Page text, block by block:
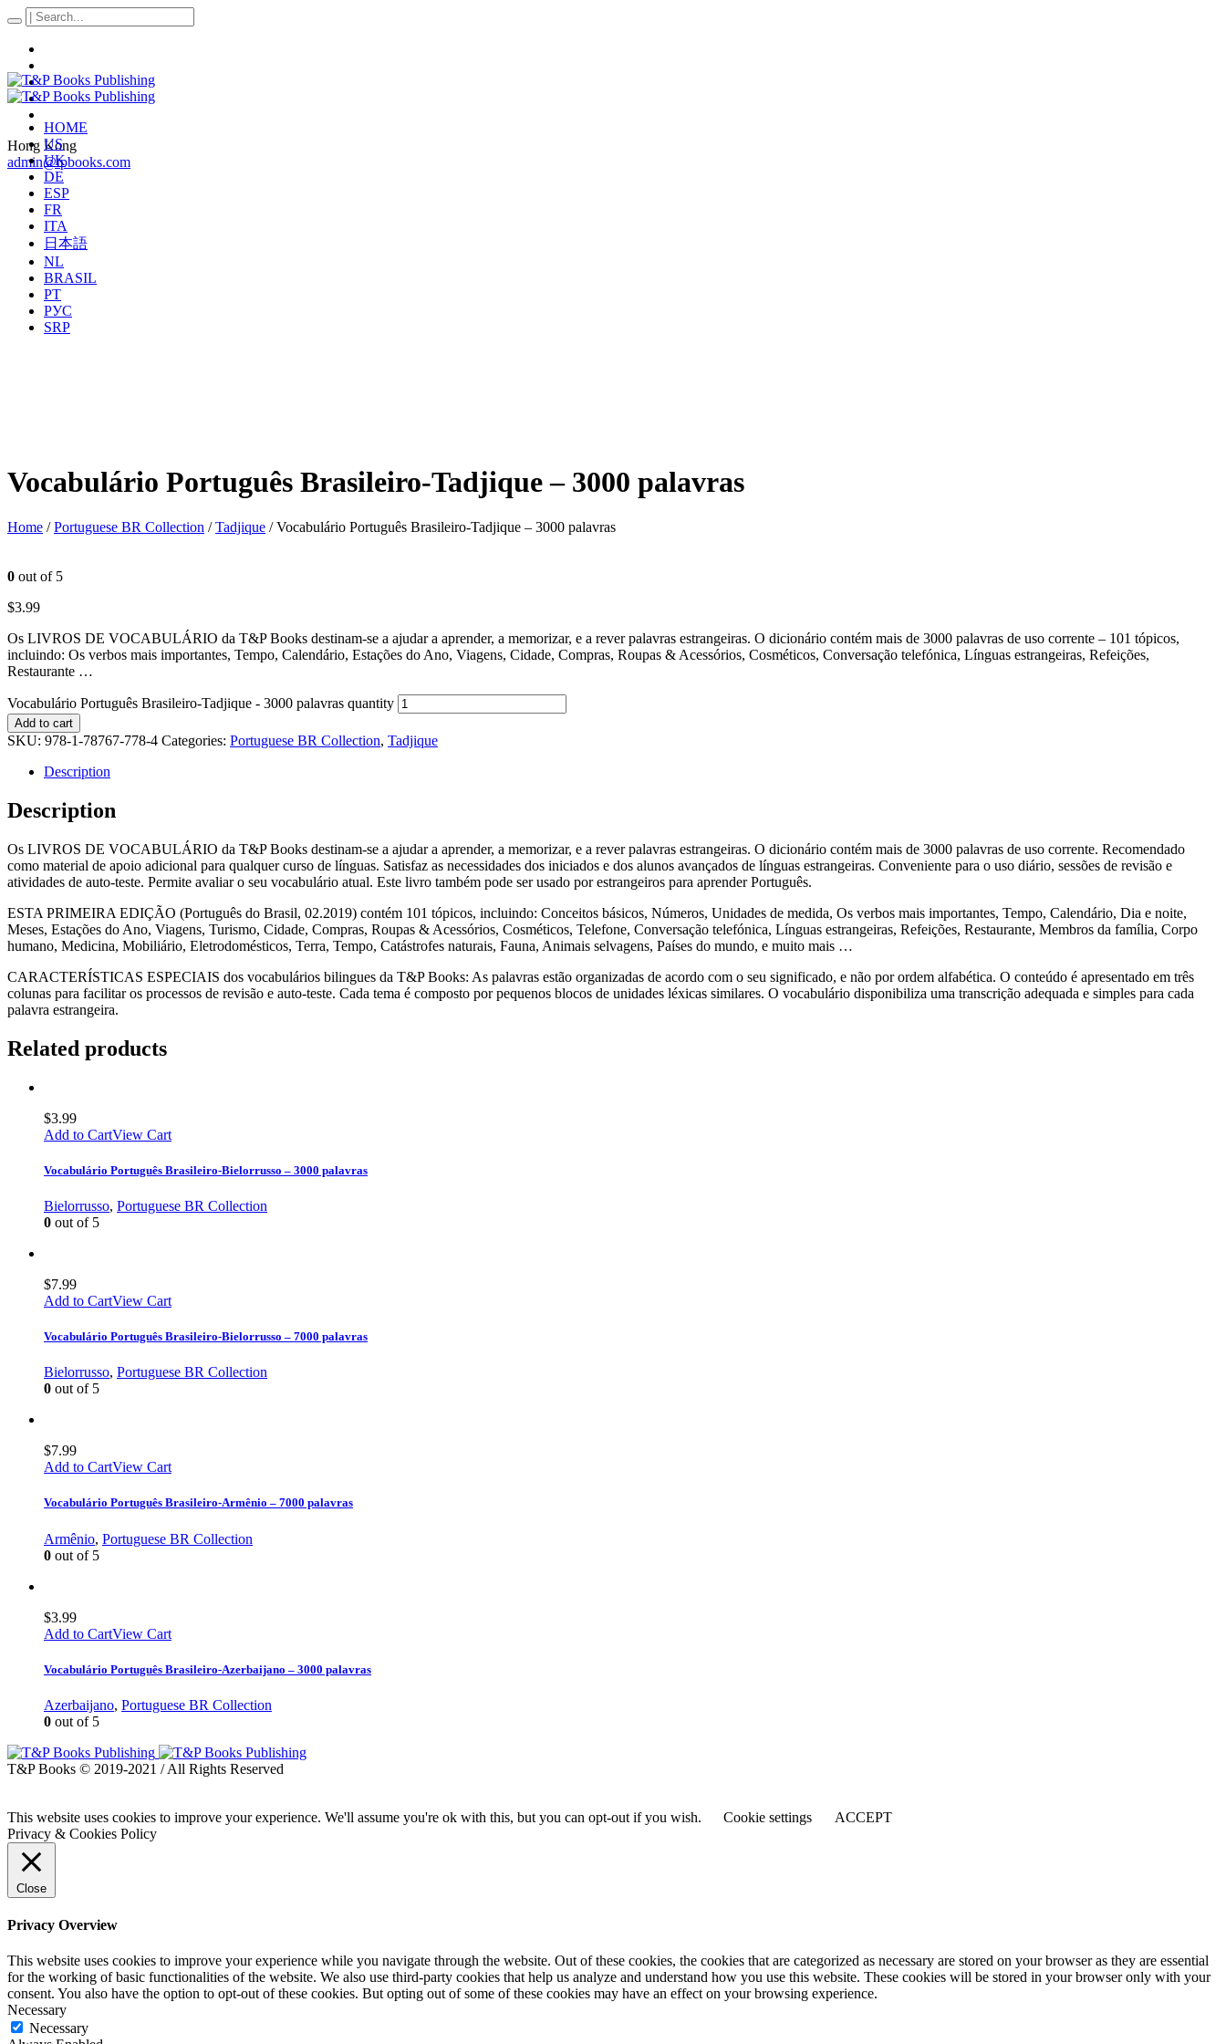
Hong Kong
admin@tpbooks.com
HOME
US
UK
DE
ESP
FR
ITA
日本語
NL
BRASIL
PT
РУС
SRP
Vocabulário Português Brasileiro-Tadjique – 3000 palavras
Home /Portuguese BR Collection /Tadjique / Vocabulário Português Brasileiro-Tadjique – 3000 palavras
0 out of 5
$3.99
Os LIVROS DE VOCABULÁRIO da T&P Books destinam-se a ajudar a aprender, a memorizar, e a rever palavras estrangeiras. O dicionário contém mais de 3000 palavras de uso corrente – 101 tópicos,
incluindo: Os verbos mais importantes, Tempo, Calendário, Estações do Ano, Viagens, Cidade, Compras, Roupas & Acessórios, Cosméticos, Conversação telefónica, Línguas estrangeiras, Refeições,
Restaurante …
Vocabulário Português Brasileiro-Tadjique - 3000 palavras quantity
Add to cart
SKU: 978-1-78767-778-4 Categories: Portuguese BR Collection, Tadjique
Description
Description
Os LIVROS DE VOCABULÁRIO da T&P Books destinam-se a ajudar a aprender, a memorizar, e a rever palavras estrangeiras. O dicionário contém mais de 3000 palavras de uso corrente. Recomendado
como material de apoio adicional para qualquer curso de línguas. Satisfaz as necessidades dos iniciados e dos alunos avançados de línguas estrangeiras. Conveniente para o uso diário, sessões de revisão e
atividades de auto-teste. Permite avaliar o seu vocabulário atual. Este livro também pode ser usado por estrangeiros para aprender Português.
ESTA PRIMEIRA EDIÇÃO (Português do Brasil, 02.2019) contém 101 tópicos, incluindo: Conceitos básicos, Números, Unidades de medida, Os verbos mais importantes, Tempo, Calendário, Dia e noite,
Meses, Estações do Ano, Viagens, Turismo, Cidade, Compras, Roupas & Acessórios, Cosméticos, Telefone, Conversação telefónica, Línguas estrangeiras, Refeições, Restaurante, Membros da família, Corpo
humano, Medicina, Mobiliário, Eletrodomésticos, Terra, Tempo, Catástrofes naturais, Fauna, Animais selvagens, Países do mundo, e muito mais …
CARACTERÍSTICAS ESPECIAIS dos vocabulários bilingues da T&P Books: As palavras estão organizadas de acordo com o seu significado, e não por ordem alfabética. O conteúdo é apresentado em três
colunas para facilitar os processos de revisão e auto-teste. Cada tema é composto por pequenos blocos de unidades léxicas similares. O vocabulário disponibiliza uma transcrição adequada e simples para cada
palavra estrangeira.
Related products
$3.99
Add to CartView Cart
Vocabulário Português Brasileiro-Bielorrusso – 3000 palavras
Bielorrusso, Portuguese BR Collection
0 out of 5
$7.99
Add to CartView Cart
Vocabulário Português Brasileiro-Bielorrusso – 7000 palavras
Bielorrusso, Portuguese BR Collection
0 out of 5
$7.99
Add to CartView Cart
Vocabulário Português Brasileiro-Armênio – 7000 palavras
Armênio, Portuguese BR Collection
0 out of 5
$3.99
Add to CartView Cart
Vocabulário Português Brasileiro-Azerbaijano – 3000 palavras
Azerbaijano, Portuguese BR Collection
0 out of 5
T&P Books © 2019-2021 / All Rights Reserved
This website uses cookies to improve your experience. We'll assume you're ok with this, but you can opt-out if you wish. Cookie settings
ACCEPT
Privacy & Cookies Policy
Close
Privacy Overview
This website uses cookies to improve your experience while you navigate through the website. Out of these cookies, the cookies that are categorized as necessary are stored on your browser as they are essential
for the working of basic functionalities of the website. We also use third-party cookies that help us analyze and understand how you use this website. These cookies will be stored in your browser only with your
consent. You also have the option to opt-out of these cookies. But opting out of some of these cookies may have an effect on your browsing experience.
Necessary
Necessary